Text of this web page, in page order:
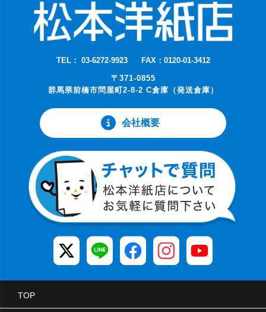
TEL： 03-6272-9923
FAX：0120-01-3412
〒371-0855
群馬県前橋市問屋町2-8-2 C倉庫（発送倉庫）
会社概要
TOP